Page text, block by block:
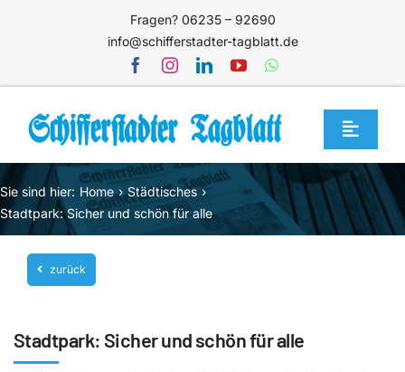
Fragen? 06235 – 92690
info@schifferstadter-tagblatt.de
Toggle
Home
Themen
Blog
Unternehmen
Mediathek
Sie sind hier: Home
Städtisches
Stadtpark: Sicher und schön für alle
zurück
Stadtpark: Sicher und schön für alle